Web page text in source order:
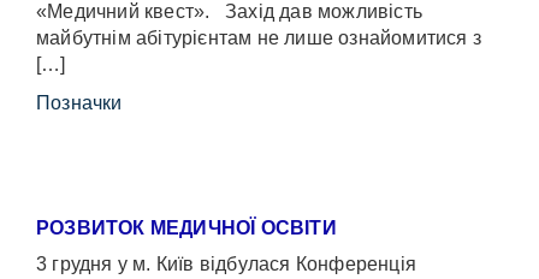
«Медичний квест». Захід дав можливість
майбутнім абітурієнтам не лише ознайомитися з
[…]
Позначки
РОЗВИТОК МЕДИЧНОЇ ОСВІТИ
3 грудня у м. Київ відбулася Конференція